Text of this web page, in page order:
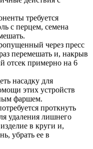
требуется
с перцем, семена
через пресс
перемешать и, накрыв
отсек примерно на 6
насадку для
этих устройств
фаршем.
проткнуть
удаления лишнего
в круги и,
убрать ее в